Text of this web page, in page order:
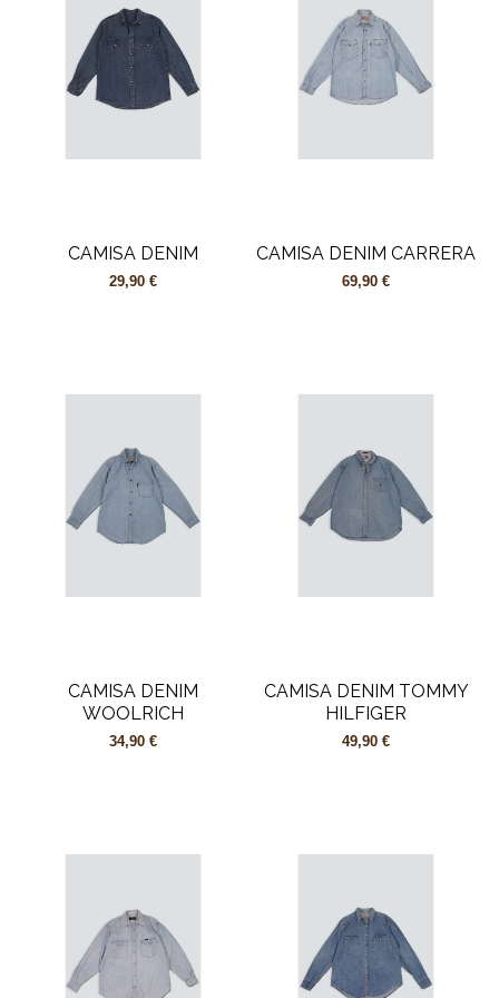
CAMISA DENIM
29,90 €
CAMISA DENIM CARRERA
69,90 €
CAMISA DENIM
WOOLRICH
34,90 €
CAMISA DENIM TOMMY
HILFIGER
49,90 €